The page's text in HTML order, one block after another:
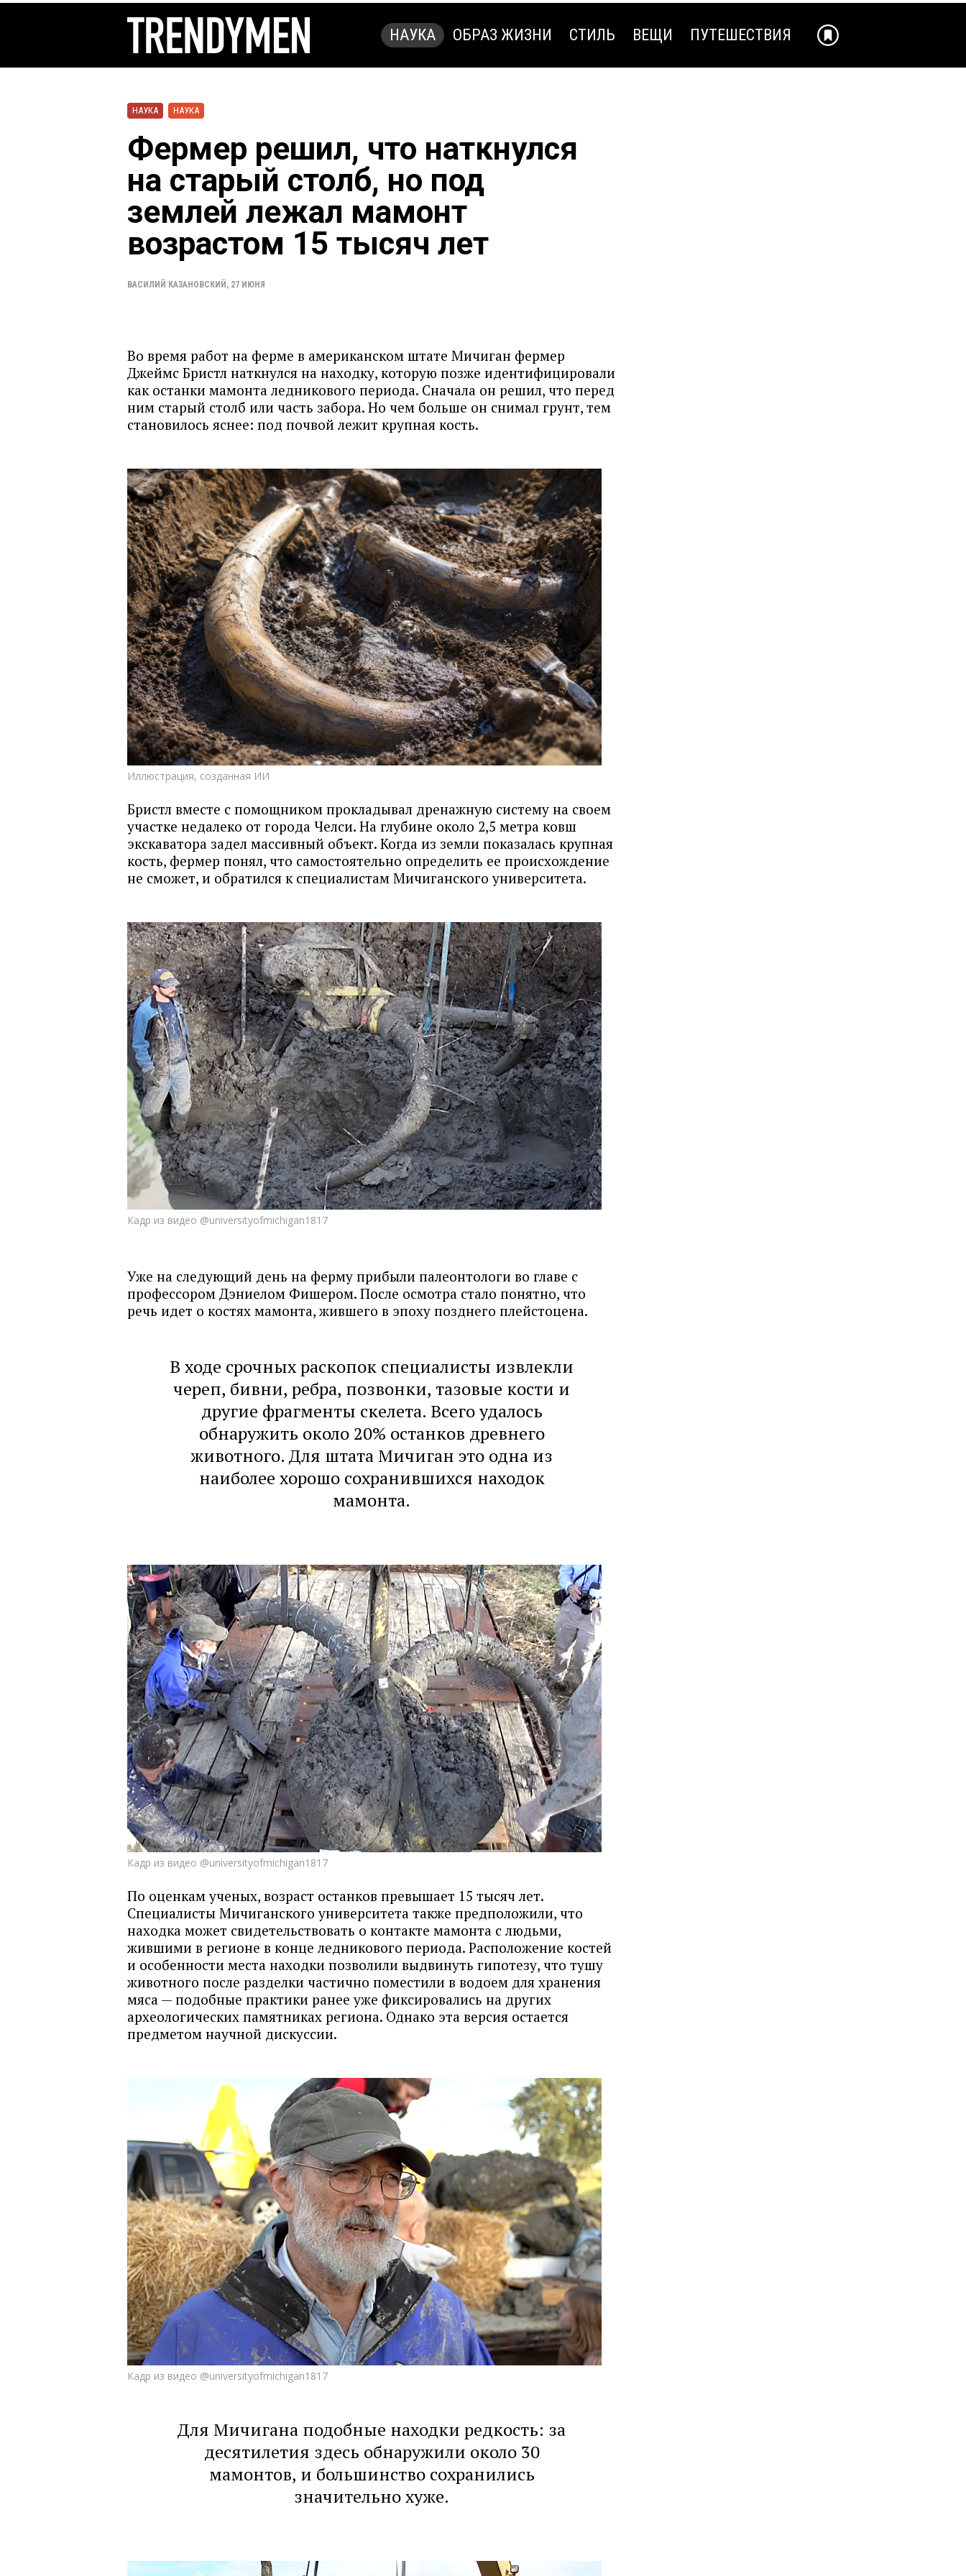
НАУКА ОБРАЗ ЖИЗНИ СТИЛЬ ВЕЩИ ПУТЕШЕСТВИЯ
НАУКА НАУКА
Фермер решил, что наткнулся
на старый столб, но под
землей лежал мамонт
возрастом 15 тысяч лет
ВАСИЛИЙ КАЗАНОВСКИЙ , 27 ИЮНЯ
Во время работ на ферме в американском штате Мичиган фермер
Джеймс Бристл наткнулся на находку, которую позже идентифицировали
как останки мамонта ледникового периода. Сначала он решил, что перед
ним старый столб или часть забора. Но чем больше он снимал грунт, тем
становилось яснее: под почвой лежит крупная кость.
Иллюстрация, созданная ИИ
Бристл вместе с помощником прокладывал дренажную систему на своем
участке недалеко от города Челси. На глубине около 2,5 метра ковш
экскаватора задел массивный объект. Когда из земли показалась крупная
кость, фермер понял, что самостоятельно определить ее происхождение
не сможет, и обратился к специалистам Мичиганского университета.
Кадр из видео @universityofmichigan1817
Уже на следующий день на ферму прибыли палеонтологи во главе с
профессором Дэниелом Фишером. После осмотра стало понятно, что
речь идет о костях мамонта, жившего в эпоху позднего плейстоцена.
В ходе срочных раскопок специалисты извлекли
череп, бивни, ребра, позвонки, тазовые кости и
другие фрагменты скелета. Всего удалось
обнаружить около 20% останков древнего
животного. Для штата Мичиган это одна из
наиболее хорошо сохранившихся находок
мамонта.
Кадр из видео @universityofmichigan1817
По оценкам ученых, возраст останков превышает 15 тысяч лет.
Специалисты Мичиганского университета также предположили, что
находка может свидетельствовать о контакте мамонта с людьми,
жившими в регионе в конце ледникового периода. Расположение костей
и особенности места находки позволили выдвинуть гипотезу, что тушу
животного после разделки частично поместили в водоем для хранения
мяса — подобные практики ранее уже фиксировались на других
археологических памятниках региона. Однако эта версия остается
предметом научной дискуссии.
Кадр из видео @universityofmichigan1817
Для Мичигана подобные находки редкость: за
десятилетия здесь обнаружили около 30
мамонтов, и большинство сохранились
значительно хуже.